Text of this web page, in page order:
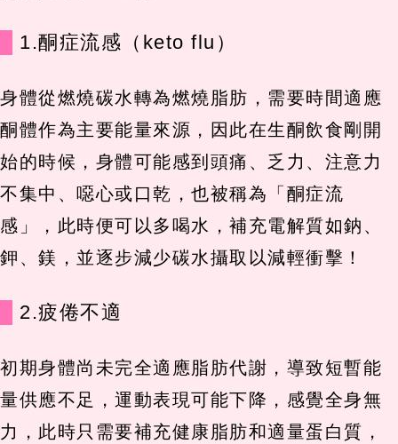
1.酮症流感（keto flu）
身體從燃燒碳水轉為燃燒脂肪，需要時間適應
酮體作為主要能量來源，因此在生酮飲食剛開
始的時候，身體可能感到頭痛、乏力、注意力
不集中、噁心或口乾，也被稱為「酮症流
感」，此時便可以多喝水，補充電解質如鈉、
鉀、鎂，並逐步減少碳水攝取以減輕衝擊！
2.疲倦不適
初期身體尚未完全適應脂肪代謝，導致短暫能
量供應不足，運動表現可能下降，感覺全身無
力，此時只需要補充健康脂肪和適量蛋白質，